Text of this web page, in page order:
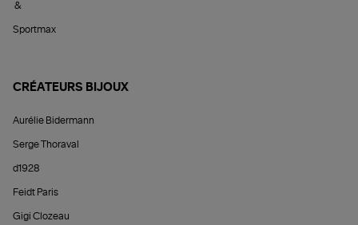
&
Sportmax
CRÉATEURS BIJOUX
Aurélie Bidermann
Serge Thoraval
d1928
Feidt Paris
Gigi Clozeau